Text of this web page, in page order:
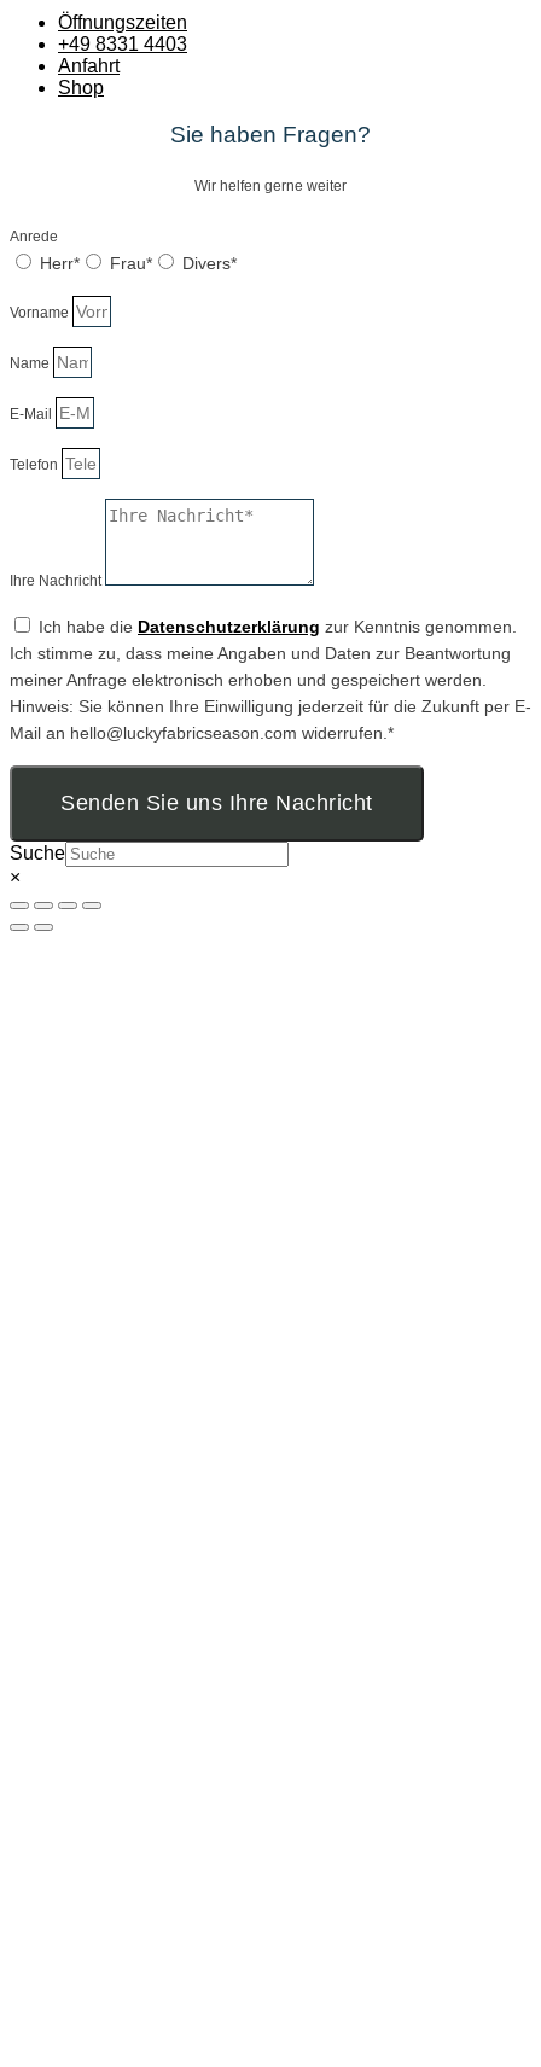
Öffnungszeiten
+49 8331 4403
Anfahrt
Shop
Sie haben Fragen?
Wir helfen gerne weiter
Anrede
Herr* Frau* Divers*
Vorname
Name
E-Mail
Telefon
Ihre Nachricht
Ich habe die Datenschutzerklärung zur Kenntnis genommen.
Ich stimme zu, dass meine Angaben und Daten zur Beantwortung
meiner Anfrage elektronisch erhoben und gespeichert werden.
Hinweis: Sie können Ihre Einwilligung jederzeit für die Zukunft per E-
Mail an hello@luckyfabricseason.com widerrufen.*
Senden Sie uns Ihre Nachricht
Suche
×